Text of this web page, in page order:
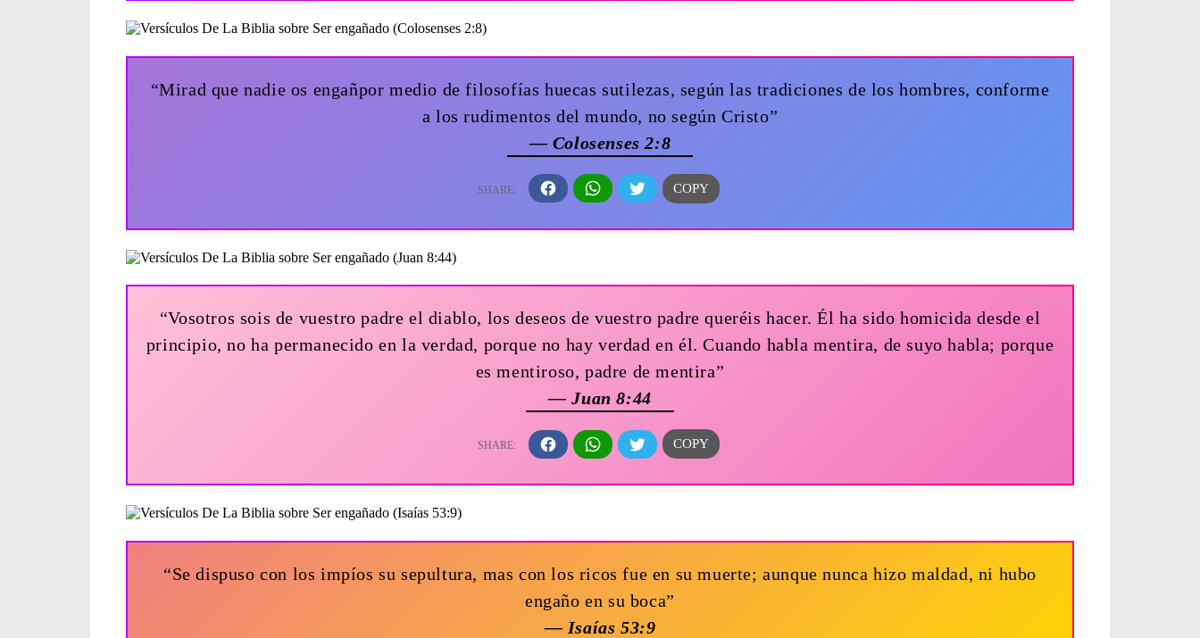
“Mirad que nadie os engañpor medio de filosofías huecas sutilezas, según las tradiciones de los hombres, conforme
a los rudimentos del mundo, no según Cristo”
— Colosenses 2:8
“Vosotros sois de vuestro padre el diablo, los deseos de vuestro padre queréis hacer. Él ha sido homicida desde el
principio, no ha permanecido en la verdad, porque no hay verdad en él. Cuando habla mentira, de suyo habla; porque
es mentiroso, padre de mentira”
— Juan 8:44
“Se dispuso con los impíos su sepultura, mas con los ricos fue en su muerte; aunque nunca hizo maldad, ni hubo
engaño en su boca”
— Isaías 53:9